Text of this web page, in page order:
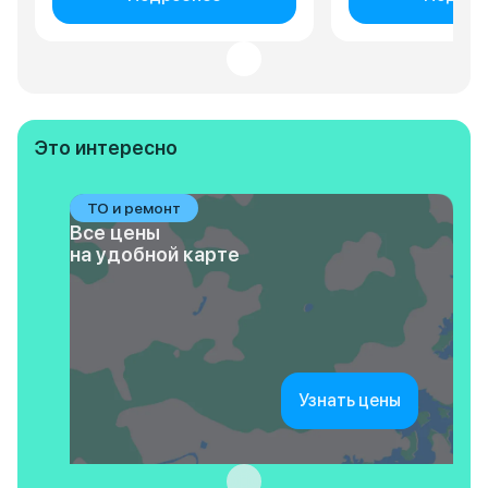
Это интересно
ТО и ремонт
Все цены
на удобной карте
Узнать цены